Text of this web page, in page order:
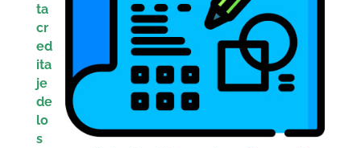
ta
cr
ed
ita
je
de
lo
s